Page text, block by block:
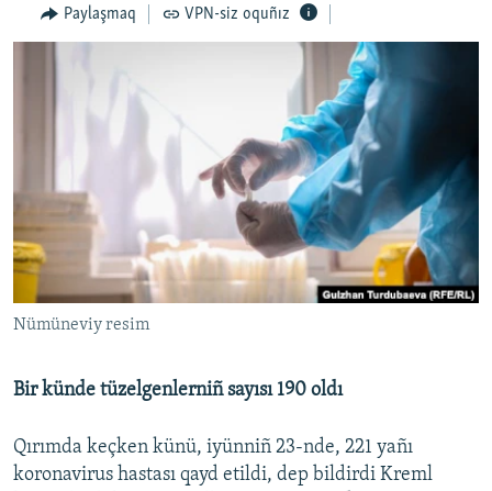
qaytmaq
MEDENİYET
BLOGLAR
FİKİR
Русский
Українською
RFE/RS bütün saytları
Paylaşmaq VPN-siz oquñız
Nümüneviy resim
Bir künde tüzelgenlerniñ sayısı 190 oldı
Qırımda keçken künü, iyünniñ 23-nde, 221 yañı
koronavirus hastası qayd etildi, dep bildirdi Kreml